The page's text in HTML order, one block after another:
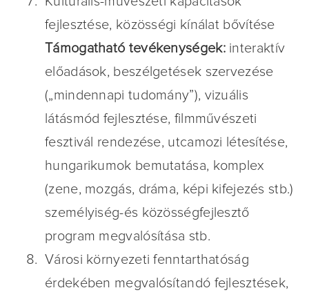
fejlesztése, közösségi kínálat bővítése
Támogatható tevékenységek:interaktív
előadások, beszélgetések szervezése
(„mindennapi tudomány”), vizuális
látásmód fejlesztése, filmművészeti
fesztivál rendezése, utcamozi létesítése,
hungarikumok bemutatása, komplex
(zene, mozgás, dráma, képi kifejezés stb.)
személyiség-és közösségfejlesztő
program megvalósítása stb.
Városi környezeti fenntarthatóság
érdekében megvalósítandó fejlesztések,